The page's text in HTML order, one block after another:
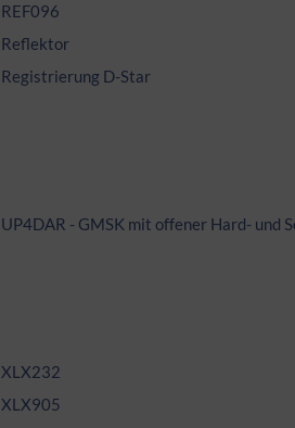
REF096
Reflektor
Registrierung D-Star
UP4DAR - GMSK mit offener Hard- und
XLX232
XLX905